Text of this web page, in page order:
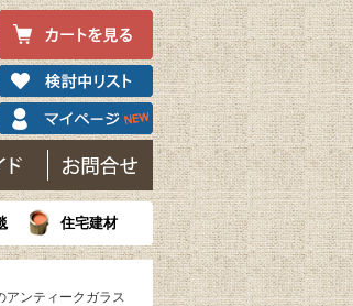
住宅建材
アンティークガラス